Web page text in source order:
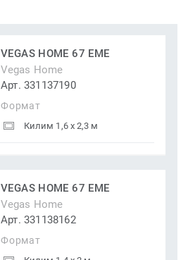
VEGAS HOME 67 EME
Vegas Home
Арт. 331137190
Формат
Килим 1,6 x 2,3 м
VEGAS HOME 67 EME
Vegas Home
Арт. 331138162
Формат